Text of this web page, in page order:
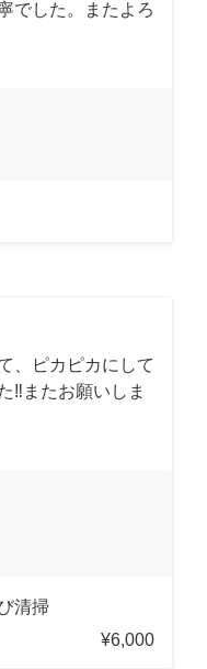
でした。またよろ
、ピカピカにして
‼️またお願いしま
清掃
¥6,000